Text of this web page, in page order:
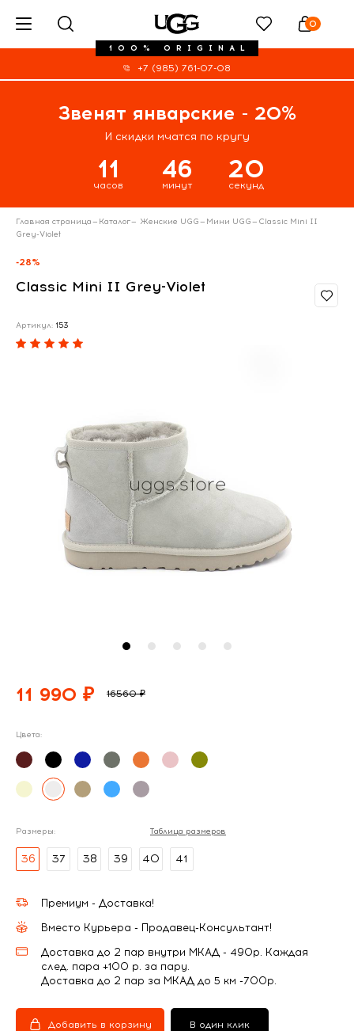
100% ORIGINAL
0
+7 (985) 761-07-08
Звенят январские - 20%
И скидки мчатся по кругу
11
часов
46
минут
19
секунд
Главная страница— Каталог— Женские UGG— Мини UGG— Classic Mini II
Grey-Violet
-28%
Classic Mini II Grey-Violet
Артикул: 153
11 990 ₽ 16560 ₽
Цвета:
Размеры: Таблица размеров
36 37 38 39 40 41
Премиум - Доставка!
Вместо Курьера - Продавец-Консультант!
Доставка до 2 пар внутри МКАД - 490р. Каждая
след. пара +100 р. за пару.
Доставка до 2 пар за МКАД до 5 км -700р.
Добавить в корзину В один клик